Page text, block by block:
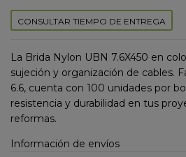
CONSULTAR TIEMPO DE ENTREGA
La Brida Nylon UBN 7.6X450 en
sujeción y organización de cables.
6.6, cuenta con 100 unidades por
resistencia y durabilidad en tus
reformas.
Información de envíos